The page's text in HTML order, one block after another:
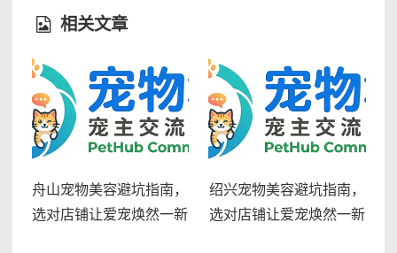
相关文章
舟山宠物美容避坑指南，
选对店铺让爱宠焕然一新
绍兴宠物美容避坑指南，
选对店铺让爱宠焕然一新